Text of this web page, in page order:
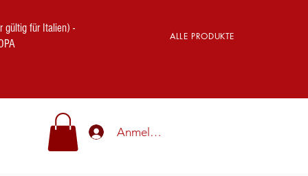
gültig für Italien) -
ALLE PRODUKTE
Anmelden